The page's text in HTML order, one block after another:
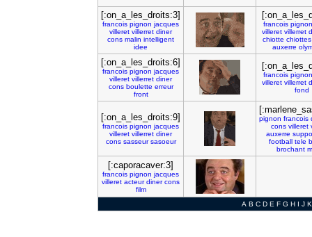
[:on_a_les_droits:3]
francois pignon jacques
villeret villerret diner
cons malin intelligent
idee
francois pignon
villeret villerret
chiotte chiottes
auxerre
[:on_a_les_droits:6]
francois pignon jacques
villeret villerret diner
cons boulette erreur
front
francois pignon
villeret villerret
fond
[:on_a_les_droits:9]
francois pignon jacques
villeret villerret diner
cons sasseur sasoeur
pignon francois
cons villeret
auxerre
football tele
brochant
[:caporacaver:3]
francois pignon jacques
villeret acteur diner cons
film
A B C D E F G H I J K